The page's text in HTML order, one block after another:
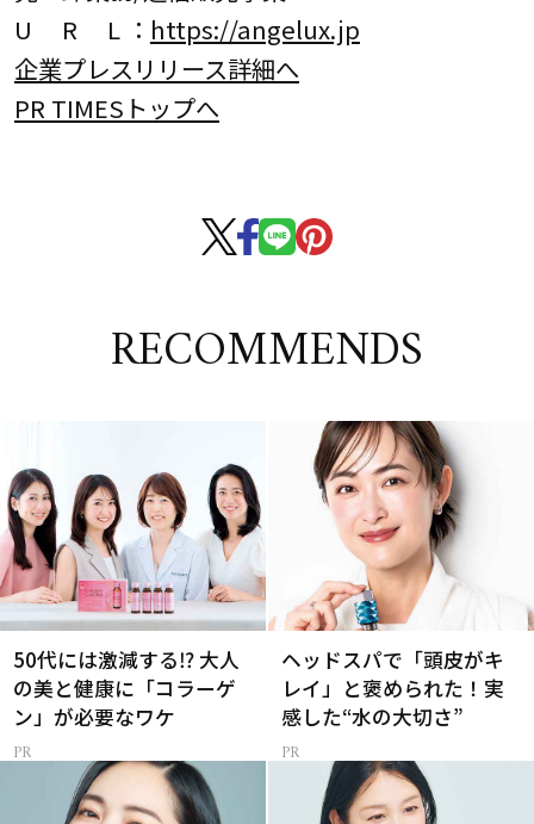
U R L ： https://angelux.jp
企業プレスリリース詳細へ
PR TIMESトップへ
RECOMMENDS
50代には激減する⁉ 大人
の美と健康に「コラーゲ
ン」が必要なワケ
ヘッドスパで「頭皮がキ
レイ」と褒められた！実
感した“水の大切さ”